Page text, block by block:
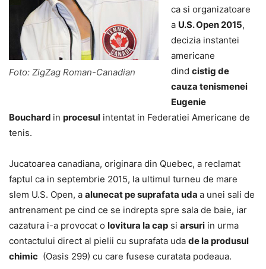
Foto: ZigZag Roman-Canadian
ca si organizatoare
a U.S. Open 2015,
decizia instantei
americane
dind cistig de
cauza tenismenei
Eugenie
Bouchard in procesul intentat in Federatiei Americane de
tenis.
Jucatoarea canadiana, originara din Quebec, a reclamat
faptul ca in septembrie 2015, la ultimul turneu de mare
slem U.S. Open, a alunecat pe suprafata uda a unei sali de
antrenament pe cind ce se indrepta spre sala de baie, iar
cazatura i-a provocat o lovitura la cap si arsuri in urma
contactului direct al pielii cu suprafata uda de la produsul
chimic (Oasis 299) cu care fusese curatata podeaua.